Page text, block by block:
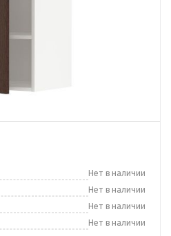
Нет в наличии
Нет в наличии
Нет в наличии
Нет в наличии